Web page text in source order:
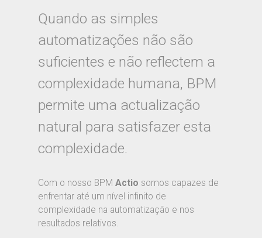
Quando as simples
automatizações não são
suficientes e não reflectem a
complexidade humana, BPM
permite uma actualização
natural para satisfazer esta
complexidade.
Com o nosso BPM Actio somos capazes de
enfrentar até um nível infinito de
complexidade na automatização e nos
resultados relativos.